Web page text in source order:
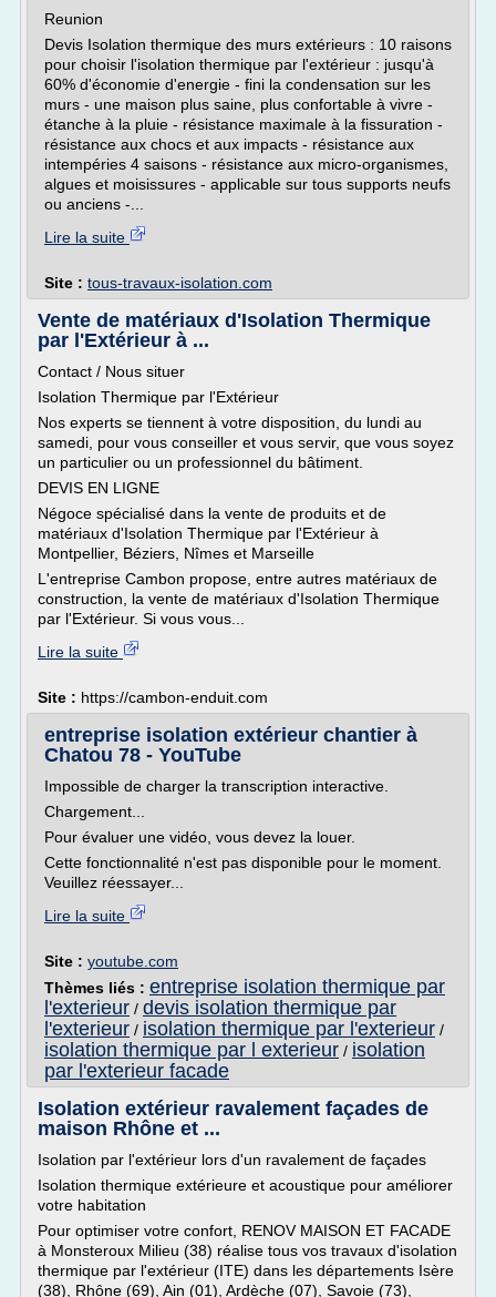
Reunion
Devis Isolation thermique des murs extérieurs : 10 raisons
pour choisir l'isolation thermique par l'extérieur : jusqu'à
60% d'économie d'energie - fini la condensation sur les
murs - une maison plus saine, plus confortable à vivre -
étanche à la pluie - résistance maximale à la fissuration -
résistance aux chocs et aux impacts - résistance aux
intempéries 4 saisons - résistance aux micro-organismes,
algues et moisissures - applicable sur tous supports neufs
ou anciens -...
Lire la suite
Site : tous-travaux-isolation.com
Vente de matériaux d'Isolation Thermique
par l'Extérieur à ...
Contact / Nous situer
Isolation Thermique par l'Extérieur
Nos experts se tiennent à votre disposition, du lundi au
samedi, pour vous conseiller et vous servir, que vous soyez
un particulier ou un professionnel du bâtiment.
DEVIS EN LIGNE
Négoce spécialisé dans la vente de produits et de
matériaux d'Isolation Thermique par l'Extérieur à
Montpellier, Béziers, Nîmes et Marseille
L'entreprise Cambon propose, entre autres matériaux de
construction, la vente de matériaux d'Isolation Thermique
par l'Extérieur. Si vous vous...
Lire la suite
Site : https://cambon-enduit.com
entreprise isolation extérieur chantier à
Chatou 78 - YouTube
Impossible de charger la transcription interactive.
Chargement...
Pour évaluer une vidéo, vous devez la louer.
Cette fonctionnalité n'est pas disponible pour le moment.
Veuillez réessayer...
Lire la suite
Site : youtube.com
Thèmes liés : entreprise isolation thermique par
l'exterieur / devis isolation thermique par
l'exterieur / isolation thermique par l'exterieur /
isolation thermique par l exterieur / isolation
par l'exterieur facade
Isolation extérieur ravalement façades de
maison Rhône et ...
Isolation par l'extérieur lors d'un ravalement de façades
Isolation thermique extérieure et acoustique pour améliorer
votre habitation
Pour optimiser votre confort, RENOV MAISON ET FACADE
à Monsteroux Milieu (38) réalise tous vos travaux d'isolation
thermique par l'extérieur (ITE) dans les départements Isère
(38), Rhône (69), Ain (01), Ardèche (07), Savoie (73),